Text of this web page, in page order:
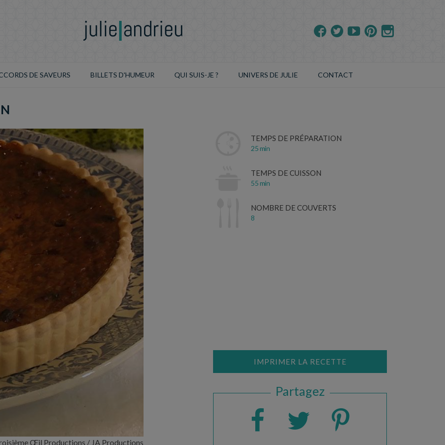
DE SAVEURS BILLETS D'HUMEUR QUI SUIS-JE ? UNIVERS DE JULIE CONTACT
Œil Productions / JA Productions
TEMPS DE PRÉPARATION
25 min
TEMPS DE CUISSON
55 min
NOMBRE DE COUVERTS
8
IMPRIMER LA RECETTE
Partagez